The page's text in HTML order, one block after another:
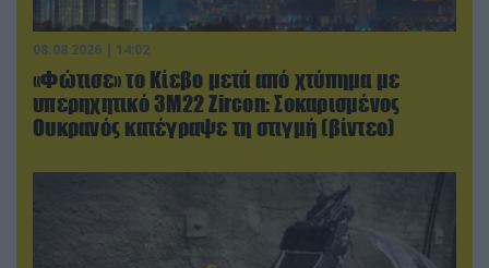
08.08.2026 | 14:02
«Φώτισε» το Κίεβο μετά από χτύπημα με
υπερηχητικό 3M22 Zircon: Σοκαρισμένος
Ουκρανός κατέγραψε τη στιγμή (βίντεο)